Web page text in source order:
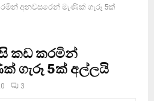
අනවසරෙන් මැණික් ගැරූ 5ක්
කඩ කරමින්
ගැරූ 5ක් අල්ලයි
3